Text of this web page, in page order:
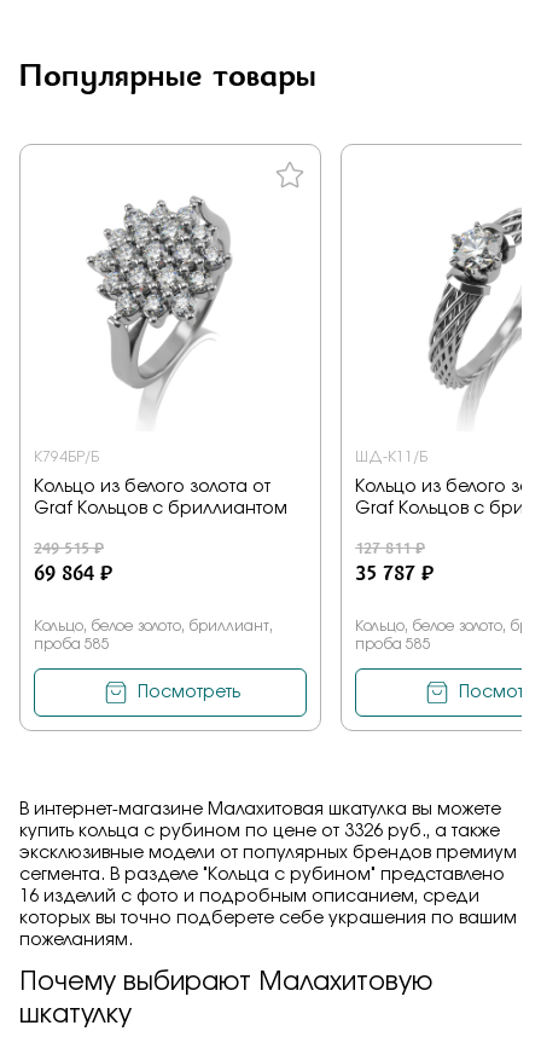
Популярные товары
К794БР/Б
Кольцо из белого золота от
Graf Кольцов с бриллиантом
249 515 ₽
69 864 ₽
Кольцо, белое золото, бриллиант,
проба 585
Посмотреть
ШД-К11/Б
Кольцо из белого
Graf Кольцов с
127 811 ₽
35 787 ₽
Кольцо, белое золото,
проба 585
В интернет-магазине Малахитовая шкатулка вы можете
купить кольца с рубином по цене от 3326 руб., а также
эксклюзивные модели от популярных брендов премиум
сегмента. В разделе "Кольца с рубином" представлено
16 изделий с фото и подробным описанием, среди
которых вы точно подберете себе украшения по вашим
пожеланиям.
Почему выбирают Малахитовую
шкатулку